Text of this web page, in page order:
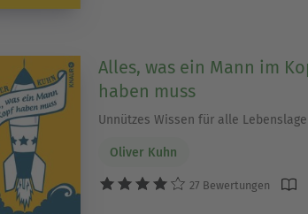
Alles, was ein Mann im
haben muss
Unnützes Wissen für alle
Oliver Kuhn
27 Bewertungen